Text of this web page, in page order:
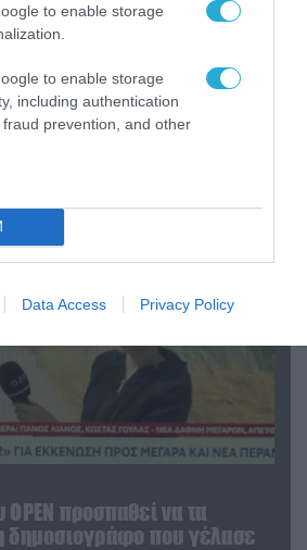
to enable storage
to enable storage
including authentication
prevention, and other
Data Access Privacy Policy
Πανελλήνιου Σωματείου
την δημοσιογράφο του OPEN
OPEN προσπαθεί να τα
δημοσιογράφο που γέλασε